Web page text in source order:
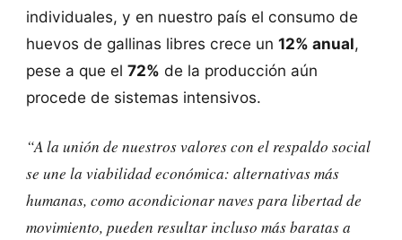
individuales, y en nuestro país el consumo de
huevos de gallinas libres crece un 12% anual,
pese a que el 72% de la producción aún
procede de sistemas intensivos.
“A la unión de nuestros valores con el respaldo social
se une la viabilidad económica: alternativas más
humanas, como acondicionar naves para libertad de
movimiento, pueden resultar incluso más baratas a